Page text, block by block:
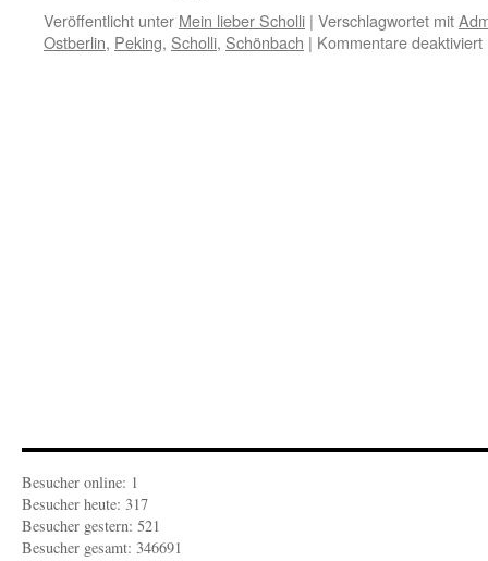
Veröffentlicht unter Mein lieber Scholli | Verschlagwortet mit
Ostberlin, Peking, Scholli, Schönbach | Kommentare deaktiviert
Besucher online: 1
Besucher heute: 317
Besucher gestern: 521
Besucher gesamt: 346691